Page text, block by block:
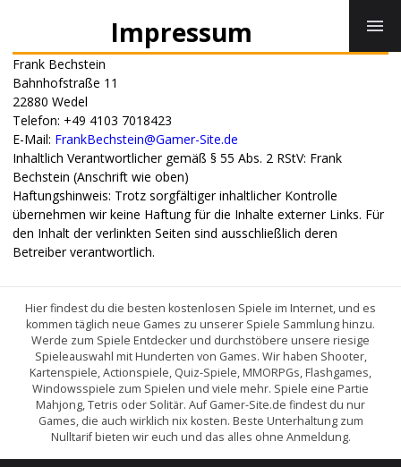
DOWNLOADS
FLASH SPIELE
LINUX SPIELE
Impressum
Frank Bechstein
Bahnhofstraße 11
22880 Wedel
Telefon: +49 4103 7018423
E-Mail: FrankBechstein@Gamer-Site.de
Inhaltlich Verantwortlicher gemäß § 55 Abs. 2 RStV: Frank
Bechstein (Anschrift wie oben)
Haftungshinweis: Trotz sorgfältiger inhaltlicher Kontrolle
übernehmen wir keine Haftung für die Inhalte externer Links. Für
den Inhalt der verlinkten Seiten sind ausschließlich deren
Betreiber verantwortlich.
Hier findest du die besten kostenlosen Spiele im Internet, und es
kommen täglich neue Games zu unserer Spiele Sammlung hinzu.
Werde zum Spiele Entdecker und durchstöbere unsere riesige
Spieleauswahl mit Hunderten von Games. Wir haben Shooter,
Kartenspiele, Actionspiele, Quiz-Spiele, MMORPGs, Flashgames,
Windowsspiele zum Spielen und viele mehr. Spiele eine Partie
Mahjong, Tetris oder Solitär. Auf Gamer-Site.de findest du nur
Games, die auch wirklich nix kosten. Beste Unterhaltung zum
Nulltarif bieten wir euch und das alles ohne Anmeldung.